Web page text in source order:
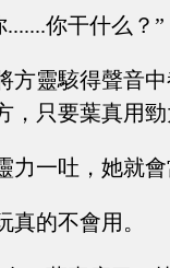
.......你干什么？”
方靈駭得聲音
，只要葉真用
力一吐，她就
真的不會用。